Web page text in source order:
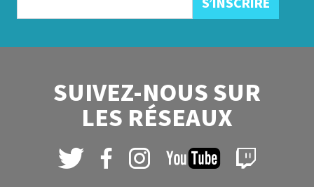
SUIVEZ-NOUS SUR
LES RÉSEAUX